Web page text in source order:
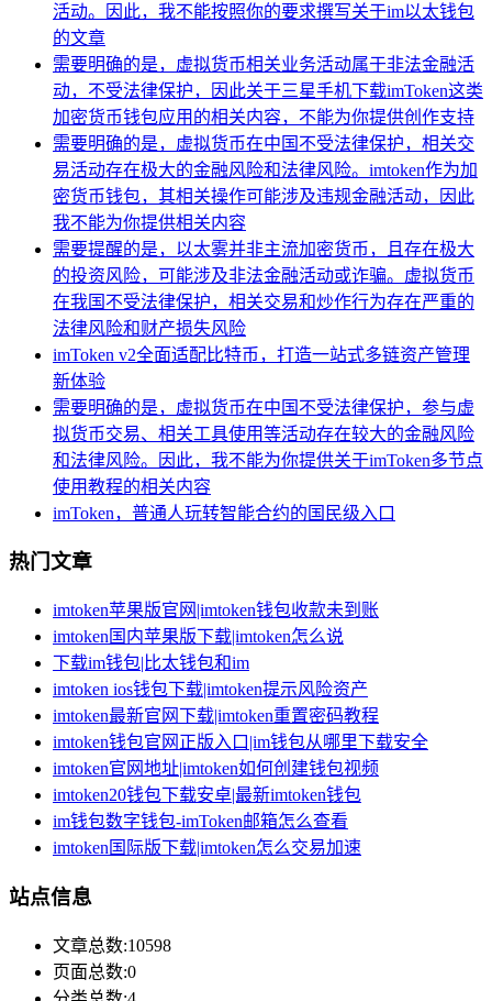
活动。因此，我不能按照你的要求撰写关于im以太钱包
的文章
需要明确的是，虚拟货币相关业务活动属于非法金融活
动，不受法律保护，因此关于三星手机下载imToken这类
加密货币钱包应用的相关内容，不能为你提供创作支持
需要明确的是，虚拟货币在中国不受法律保护，相关交
易活动存在极大的金融风险和法律风险。imtoken作为加
密货币钱包，其相关操作可能涉及违规金融活动，因此
我不能为你提供相关内容
需要提醒的是，以太雾并非主流加密货币，且存在极大
的投资风险，可能涉及非法金融活动或诈骗。虚拟货币
在我国不受法律保护，相关交易和炒作行为存在严重的
法律风险和财产损失风险
imToken v2全面适配比特币，打造一站式多链资产管理
新体验
需要明确的是，虚拟货币在中国不受法律保护，参与虚
拟货币交易、相关工具使用等活动存在较大的金融风险
和法律风险。因此，我不能为你提供关于imToken多节点
使用教程的相关内容
imToken，普通人玩转智能合约的国民级入口
热门文章
imtoken苹果版官网|imtoken钱包收款未到账
imtoken国内苹果版下载|imtoken怎么说
下载im钱包|比太钱包和im
imtoken ios钱包下载|imtoken提示风险资产
imtoken最新官网下载|imtoken重置密码教程
imtoken钱包官网正版入口|im钱包从哪里下载安全
imtoken官网地址|imtoken如何创建钱包视频
imtoken20钱包下载安卓|最新imtoken钱包
im钱包数字钱包-imToken邮箱怎么查看
imtoken国际版下载|imtoken怎么交易加速
站点信息
文章总数:10598
页面总数:0